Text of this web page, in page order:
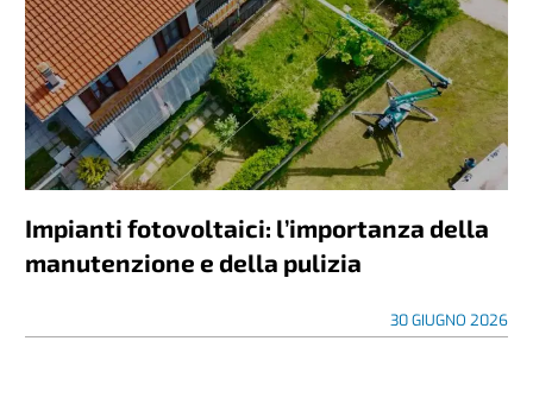
Impianti fotovoltaici: l’importanza della
manutenzione e della pulizia
30 GIUGNO 2026